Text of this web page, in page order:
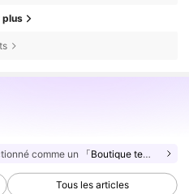
plus
comme un 「Boutique tendance」
Tous les articles